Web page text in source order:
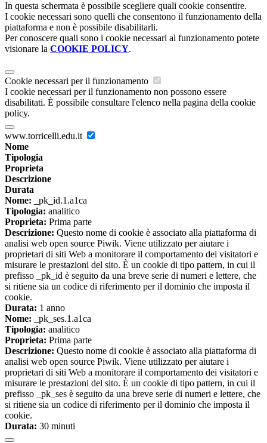
In questa schermata è possibile scegliere quali cookie consentire.
I cookie necessari sono quelli che consentono il funzionamento della
piattaforma e non è possibile disabilitarli.
Per conoscere quali sono i cookie necessari al funzionamento potete
visionare la COOKIE POLICY.
Cookie necessari per il funzionamento
I cookie necessari per il funzionamento non possono essere
disabilitati. È possibile consultare l'elenco nella pagina della cookie
policy.
www.torricelli.edu.it
Nome
Tipologia
Proprieta
Descrizione
Durata
Nome: _pk_id.1.a1ca
Tipologia: analitico
Proprieta: Prima parte
Descrizione: Questo nome di cookie è associato alla piattaforma di
analisi web open source Piwik. Viene utilizzato per aiutare i
proprietari di siti Web a monitorare il comportamento dei visitatori e
misurare le prestazioni del sito. È un cookie di tipo pattern, in cui il
prefisso _pk_id è seguito da una breve serie di numeri e lettere, che
si ritiene sia un codice di riferimento per il dominio che imposta il
cookie.
Durata: 1 anno
Nome: _pk_ses.1.a1ca
Tipologia: analitico
Proprieta: Prima parte
Descrizione: Questo nome di cookie è associato alla piattaforma di
analisi web open source Piwik. Viene utilizzato per aiutare i
proprietari di siti Web a monitorare il comportamento dei visitatori e
misurare le prestazioni del sito. È un cookie di tipo pattern, in cui il
prefisso _pk_ses è seguito da una breve serie di numeri e lettere, che
si ritiene sia un codice di riferimento per il dominio che imposta il
cookie.
Durata: 30 minuti